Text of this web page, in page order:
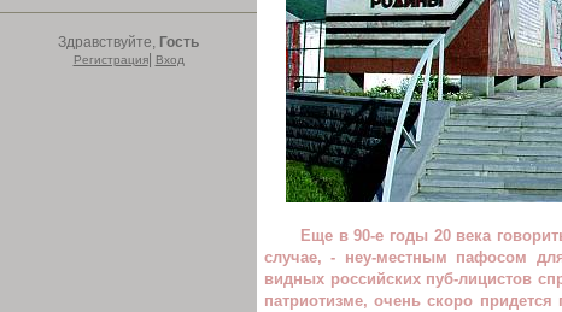
Здравствуйте, Гость
Регистрация| Вход
Еще в 90-е годы 20 века
случае, - неу-местным пафосом
видных российских пуб-лицистов
патриотизме, очень скоро